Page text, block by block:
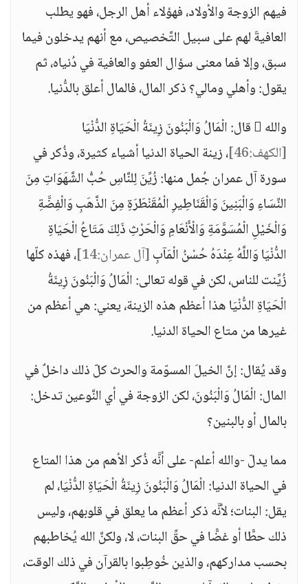
فيهم الزوجة والأولاد، فهؤلاء أهل الرجل، فهو يطلب
العافيةَ لهم على سبيل التَّخصيص، مع أنهم يدخلون فيما
سبق، وإلا فما معنى سؤال العفو والعافية في دُنياه، ثم
يقول: وأهلي ومالي؟ ذكر المال، فالمال أعلق بالدُّنيا.
والله  قال: الْمَالُ وَالْبَنُونَ زِينَةُ الْحَيَاةِ الدُّنْيَا
[الكهف:46]
، زينة الحياة الدنيا أشياء كثيرة، وذُكر في
سورة آل عمران جُمل منها: زُيِّنَ لِلنَّاسِ حُبُّ الشَّهَوَاتِ مِنَ
النِّسَاءِ وَالْبَنِينَ وَالْقَنَاطِيرِ الْمُقَنْطَرَةِ مِنَ الذَّهَبِ وَالْفِضَّةِ
وَالْخَيْلِ الْمُسَوَّمَةِ وَالْأَنْعَامِ وَالْحَرْثِ ذَلِكَ مَتَاعُ الْحَيَاةِ
الدُّنْيَا وَاللَّهُ عِنْدَهُ حُسْنُ الْمَآبِ[آل عمران:14]
، فهذه كلّها
زُيِّنت للناس، لكن في قوله تعالى: الْمَالُ وَالْبَنُونَ زِينَةُ
الْحَيَاةِ الدُّنْيَا هذا أعظم هذه الزينة، يعني: هي أعظم من
غيرها من متاع الحياة الدنيا.
وقد يُقال: إنَّ الخيلَ المسوّمة والحرث كلّ ذلك داخلٌ في
المال: الْمَالُ وَالْبَنُونَ، لكن الزوجة في أي النَّوعين تدخل:
بالمال أو بالبنين؟
مما يدلّ -والله أعلم- على أنَّه ذُكر الأهم من هذا المتاع
في الحياة الدنيا: الْمَالُ وَالْبَنُونَ زِينَةُ الْحَيَاةِ الدُّنْيَا، لم
يقل: البنات؛ لأنَّه ذكر أعظم ما يعلق في قلوبهم، وليس
ذلك حطًّا أو غضًّا في حقِّ البنات، لا، ولكنَّ الله يُخاطبهم
بحسب مداركهم، والذين خُوطِبوا بالقرآن في ذلك الوقت،